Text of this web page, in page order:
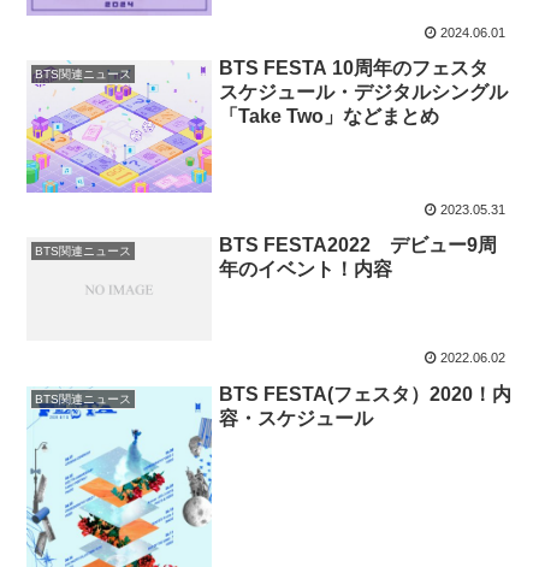
2024.06.01
BTS関連ニュース
BTS FESTA 10周年のフェスタ
スケジュール・デジタルシングル
「Take Two」などまとめ
2023.05.31
BTS関連ニュース
BTS FESTA2022 デビュー9周
年のイベント！内容
2022.06.02
BTS関連ニュース
BTS FESTA(フェスタ）2020！内
容・スケジュール